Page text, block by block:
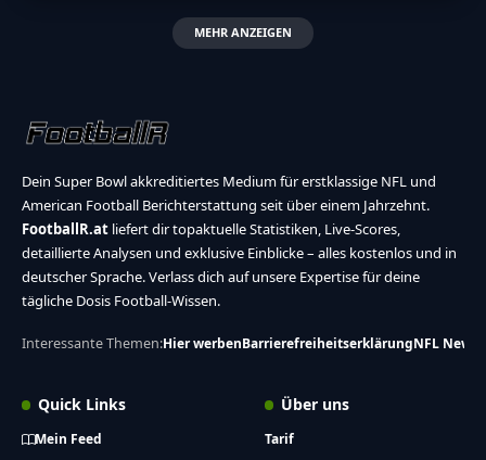
MEHR ANZEIGEN
Dein Super Bowl akkreditiertes Medium für erstklassige NFL und
American Football Berichterstattung seit über einem Jahrzehnt.
FootballR.at liefert dir topaktuelle Statistiken, Live-Scores,
detaillierte Analysen und exklusive Einblicke – alles kostenlos und in
deutscher Sprache. Verlass dich auf unsere Expertise für deine
tägliche Dosis Football-Wissen.
Interessante Themen:Hier werbenBarrierefreiheitserklärungNFL News
Quick Links
Mein Feed
Über uns
Tarif